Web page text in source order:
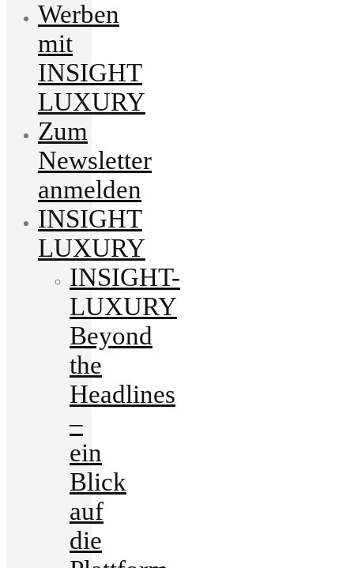
Werben
mit
INSIGHT
LUXURY
Zum
Newsletter
anmelden
INSIGHT
LUXURY
INSIGHT-
LUXURY
Beyond
the
Headlines
–
ein
Blick
auf
die